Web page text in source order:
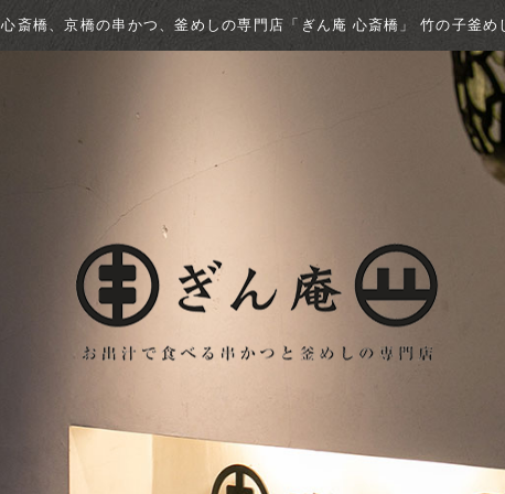
心斎橋、京橋の串かつ、釜めしの専門店「ぎん庵 心斎橋」 竹の子釜め